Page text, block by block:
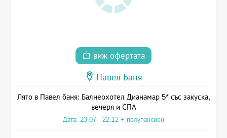
виж офертата
Павел Баня
Лято в Павел баня: Балнеохотел Дианамар 5* със закуска,
вечеря и СПА
Дата: 23.07 - 22.12 + полупансион